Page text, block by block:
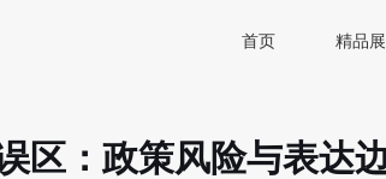
首页 精品
区：政策风险与表达